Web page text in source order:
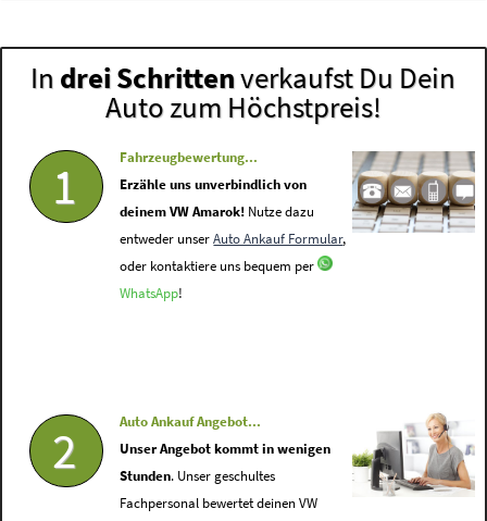
In drei Schrittenverkaufst Du Dein
Auto zum Höchstpreis!
1
Fahrzeugbewertung...
Erzähle uns unverbindlich von
deinem VW Amarok! Nutze dazu
entweder unserAuto Ankauf Formular,
oder kontaktiere uns bequem per
WhatsApp!
2
Auto Ankauf Angebot...
Unser Angebot kommt in wenigen
Stunden. Unser geschultes
Fachpersonal bewertet deinen VW